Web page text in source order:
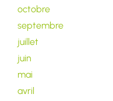
octobre
septembre
juillet
juin
mai
avril